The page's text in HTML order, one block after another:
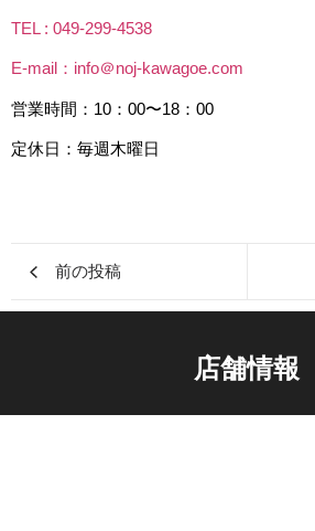
TEL : 049-299-4538
E-mail：info＠noj-kawagoe.com
営業時間：10：00〜18：00
定休日：毎週木曜日
前の投稿
店舗情報